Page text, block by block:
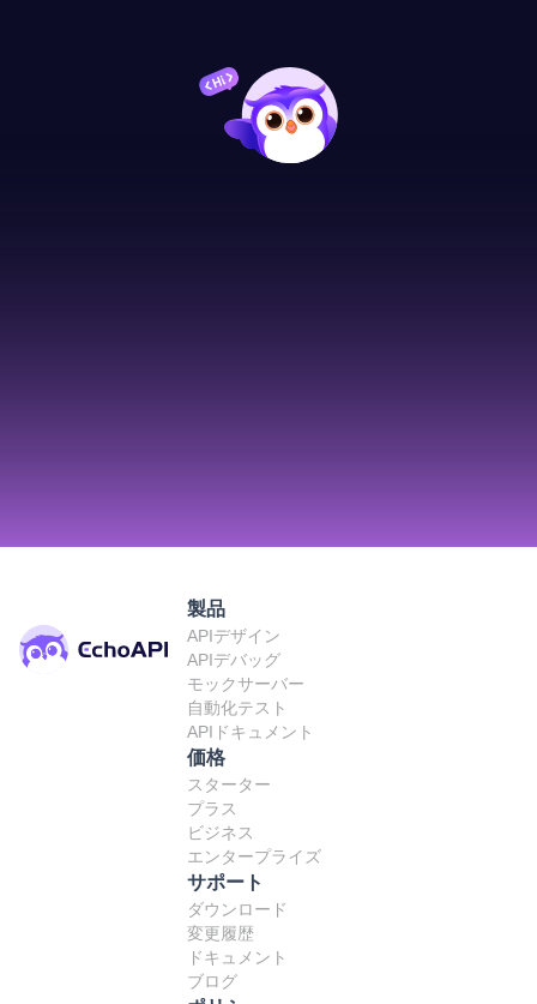
製品
APIデザイン
APIデバッグ
モックサーバー
自動化テスト
APIドキュメント
価格
スターター
プラス
ビジネス
エンタープライズ
サポート
ダウンロード
変更履歴
ドキュメント
ブログ